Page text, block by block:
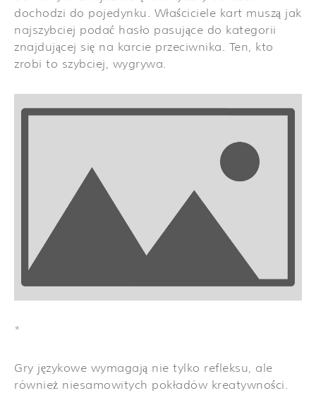
dochodzi do pojedynku. Właściciele kart muszą jak
najszybciej podać hasło pasujące do kategorii
znajdującej się na karcie przeciwnika. Ten, kto
zrobi to szybciej, wygrywa.
*
Gry językowe wymagają nie tylko refleksu, ale
również niesamowitych pokładów kreatywności.